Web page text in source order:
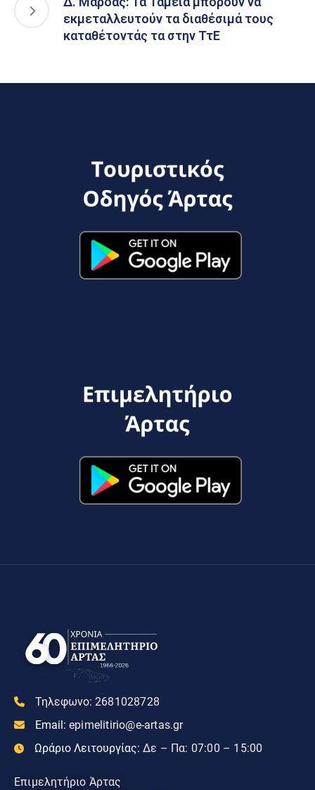
εκμεταλλευτούν τα διαθέσιμά τους
καταθέτοντάς τα στην ΤτΕ
Τηλεφωνο: 2681028728
Email: epimelitirio@e-artas.gr
Ωράριο Λειτουργίας: Δε – Πα: 07:00 – 15:00
Επιμελητήριο Άρτας